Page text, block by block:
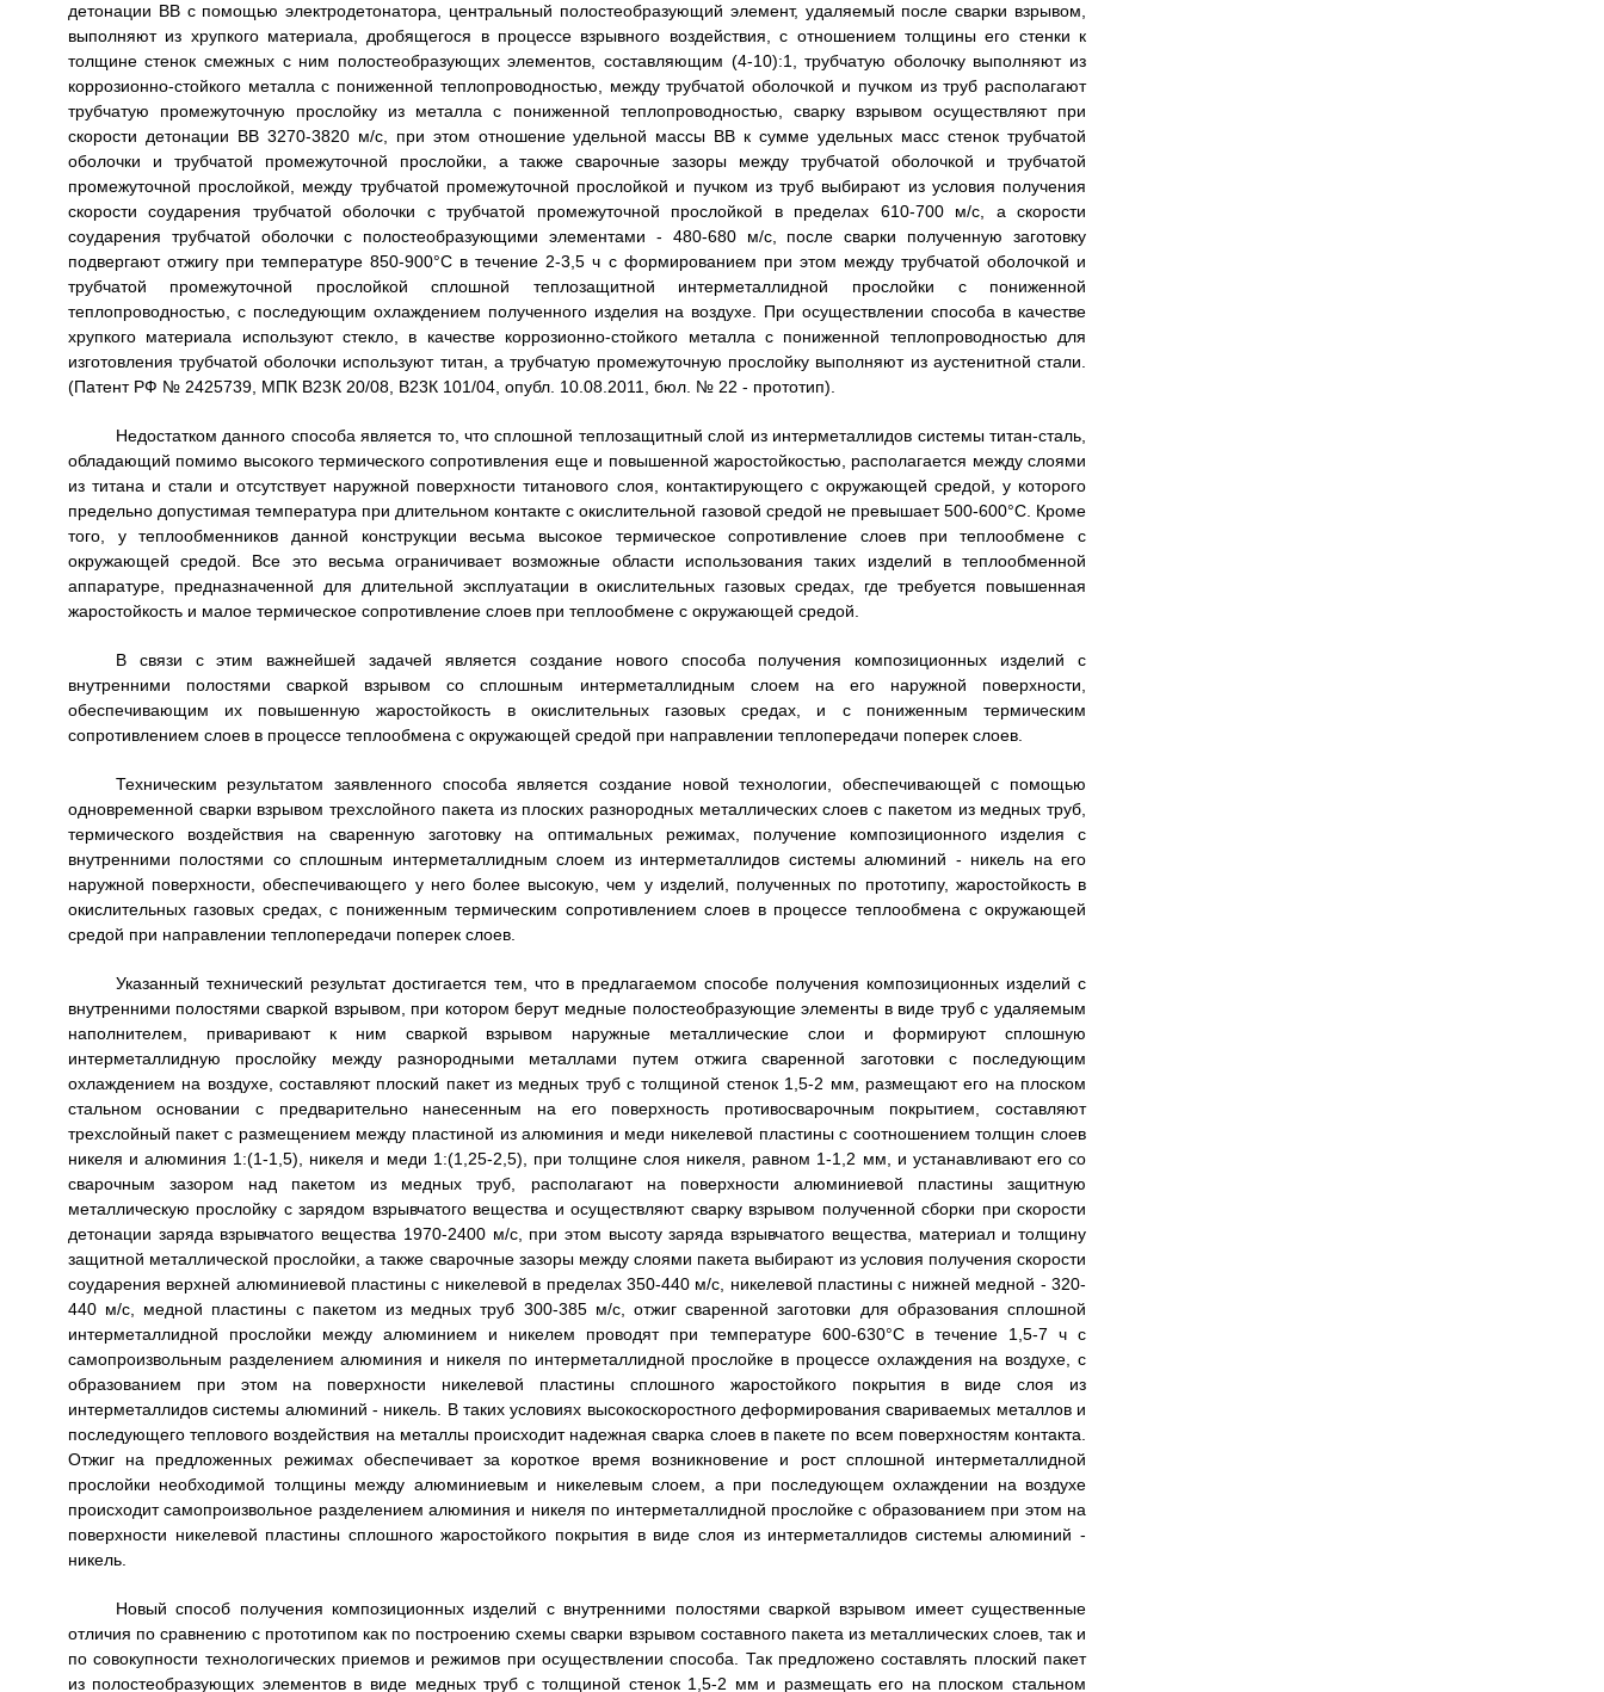
детонации ВВ с помощью электродетонатора, центральный полостеобразующий элемент, удаляемый после сварки взрывом,
выполняют из хрупкого материала, дробящегося в процессе взрывного воздействия, с отношением толщины его стенки к
толщине стенок смежных с ним полостеобразующих элементов, составляющим (4-10):1, трубчатую оболочку выполняют из
коррозионно-стойкого металла с пониженной теплопроводностью, между трубчатой оболочкой и пучком из труб располагают
трубчатую промежуточную прослойку из металла с пониженной теплопроводностью, сварку взрывом осуществляют при
скорости детонации ВВ 3270-3820 м/с, при этом отношение удельной массы ВВ к сумме удельных масс стенок трубчатой
оболочки и трубчатой промежуточной прослойки, а также сварочные зазоры между трубчатой оболочкой и трубчатой
промежуточной прослойкой, между трубчатой промежуточной прослойкой и пучком из труб выбирают из условия получения
скорости соударения трубчатой оболочки с трубчатой промежуточной прослойкой в пределах 610-700 м/с, а скорости
соударения трубчатой оболочки с полостеобразующими элементами - 480-680 м/с, после сварки полученную заготовку
подвергают отжигу при температуре 850-900°C в течение 2-3,5 ч с формированием при этом между трубчатой оболочкой и
трубчатой промежуточной прослойкой сплошной теплозащитной интерметаллидной прослойки с пониженной
теплопроводностью, с последующим охлаждением полученного изделия на воздухе. При осуществлении способа в качестве
хрупкого материала используют стекло, в качестве коррозионно-стойкого металла с пониженной теплопроводностью для
изготовления трубчатой оболочки используют титан, а трубчатую промежуточную прослойку выполняют из аустенитной стали.
(Патент РФ № 2425739, МПК В23К 20/08, В23К 101/04, опубл. 10.08.2011, бюл. № 22 - прототип).
Недостатком данного способа является то, что сплошной теплозащитный слой из интерметаллидов системы титан-сталь,
обладающий помимо высокого термического сопротивления еще и повышенной жаростойкостью, располагается между слоями
из титана и стали и отсутствует наружной поверхности титанового слоя, контактирующего с окружающей средой, у которого
предельно допустимая температура при длительном контакте с окислительной газовой средой не превышает 500-600°C. Кроме
того, у теплообменников данной конструкции весьма высокое термическое сопротивление слоев при теплообмене с
окружающей средой. Все это весьма ограничивает возможные области использования таких изделий в теплообменной
аппаратуре, предназначенной для длительной эксплуатации в окислительных газовых средах, где требуется повышенная
жаростойкость и малое термическое сопротивление слоев при теплообмене с окружающей средой.
В связи с этим важнейшей задачей является создание нового способа получения композиционных изделий с
внутренними полостями сваркой взрывом со сплошным интерметаллидным слоем на его наружной поверхности,
обеспечивающим их повышенную жаростойкость в окислительных газовых средах, и с пониженным термическим
сопротивлением слоев в процессе теплообмена с окружающей средой при направлении теплопередачи поперек слоев.
Техническим результатом заявленного способа является создание новой технологии, обеспечивающей с помощью
одновременной сварки взрывом трехслойного пакета из плоских разнородных металлических слоев с пакетом из медных труб,
термического воздействия на сваренную заготовку на оптимальных режимах, получение композиционного изделия с
внутренними полостями со сплошным интерметаллидным слоем из интерметаллидов системы алюминий - никель на его
наружной поверхности, обеспечивающего у него более высокую, чем у изделий, полученных по прототипу, жаростойкость в
окислительных газовых средах, с пониженным термическим сопротивлением слоев в процессе теплообмена с окружающей
средой при направлении теплопередачи поперек слоев.
Указанный технический результат достигается тем, что в предлагаемом способе получения композиционных изделий с
внутренними полостями сваркой взрывом, при котором берут медные полостеобразующие элементы в виде труб с удаляемым
наполнителем, приваривают к ним сваркой взрывом наружные металлические слои и формируют сплошную
интерметаллидную прослойку между разнородными металлами путем отжига сваренной заготовки с последующим
охлаждением на воздухе, составляют плоский пакет из медных труб с толщиной стенок 1,5-2 мм, размещают его на плоском
стальном основании с предварительно нанесенным на его поверхность противосварочным покрытием, составляют
трехслойный пакет с размещением между пластиной из алюминия и меди никелевой пластины с соотношением толщин слоев
никеля и алюминия 1:(1-1,5), никеля и меди 1:(1,25-2,5), при толщине слоя никеля, равном 1-1,2 мм, и устанавливают его со
сварочным зазором над пакетом из медных труб, располагают на поверхности алюминиевой пластины защитную
металлическую прослойку с зарядом взрывчатого вещества и осуществляют сварку взрывом полученной сборки при скорости
детонации заряда взрывчатого вещества 1970-2400 м/с, при этом высоту заряда взрывчатого вещества, материал и толщину
защитной металлической прослойки, а также сварочные зазоры между слоями пакета выбирают из условия получения скорости
соударения верхней алюминиевой пластины с никелевой в пределах 350-440 м/с, никелевой пластины с нижней медной - 320-
440 м/с, медной пластины с пакетом из медных труб 300-385 м/с, отжиг сваренной заготовки для образования сплошной
интерметаллидной прослойки между алюминием и никелем проводят при температуре 600-630°C в течение 1,5-7 ч с
самопроизвольным разделением алюминия и никеля по интерметаллидной прослойке в процессе охлаждения на воздухе, с
образованием при этом на поверхности никелевой пластины сплошного жаростойкого покрытия в виде слоя из
интерметаллидов системы алюминий - никель. В таких условиях высокоскоростного деформирования свариваемых металлов и
последующего теплового воздействия на металлы происходит надежная сварка слоев в пакете по всем поверхностям контакта.
Отжиг на предложенных режимах обеспечивает за короткое время возникновение и рост сплошной интерметаллидной
прослойки необходимой толщины между алюминиевым и никелевым слоем, а при последующем охлаждении на воздухе
происходит самопроизвольное разделением алюминия и никеля по интерметаллидной прослойке с образованием при этом на
поверхности никелевой пластины сплошного жаростойкого покрытия в виде слоя из интерметаллидов системы алюминий -
никель.
Новый способ получения композиционных изделий с внутренними полостями сваркой взрывом имеет существенные
отличия по сравнению с прототипом как по построению схемы сварки взрывом составного пакета из металлических слоев, так и
по совокупности технологических приемов и режимов при осуществлении способа. Так предложено составлять плоский пакет
из полостеобразующих элементов в виде медных труб с толщиной стенок 1,5-2 мм и размещать его на плоском стальном